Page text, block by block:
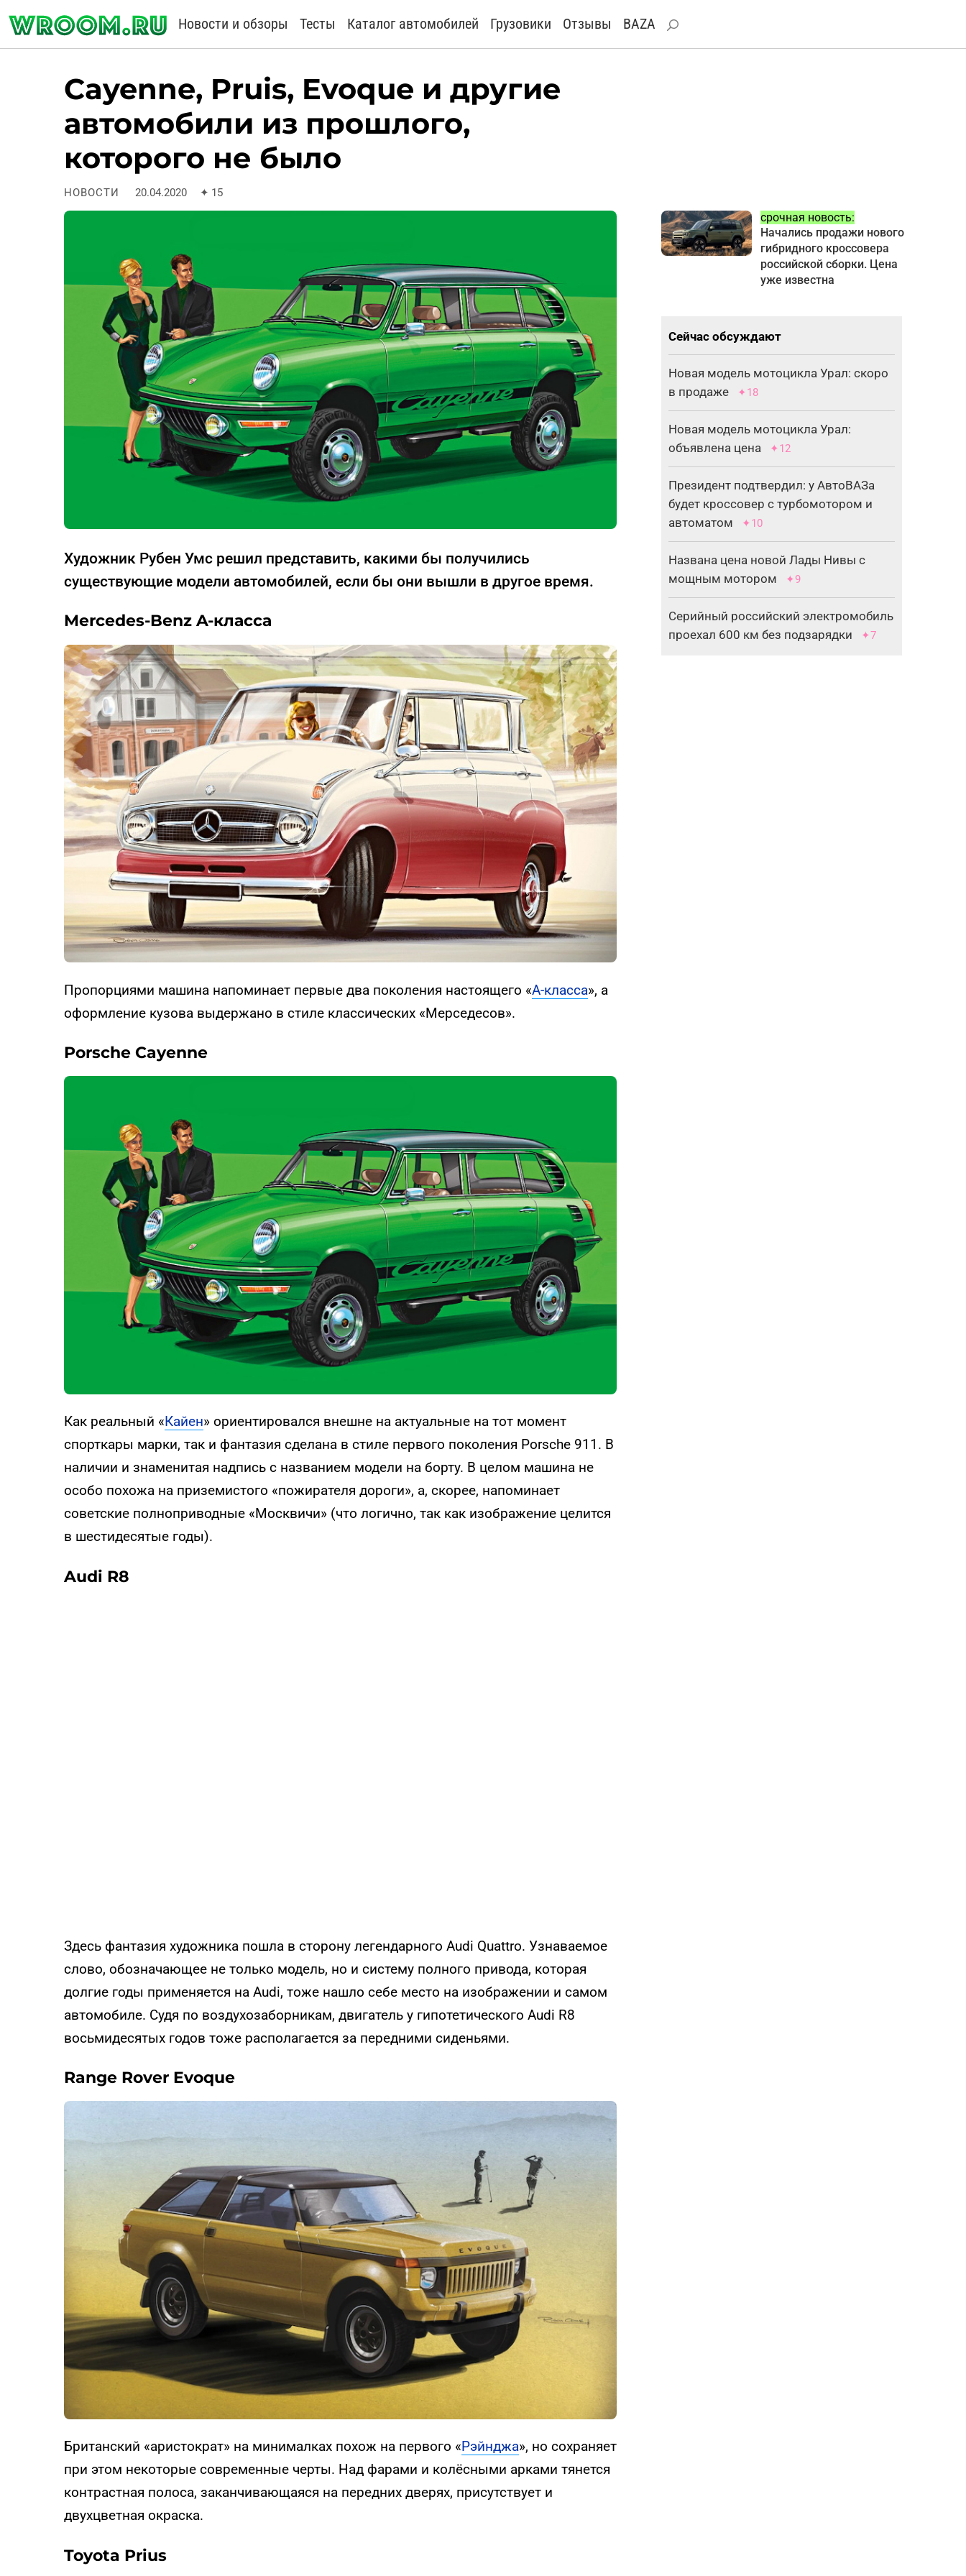
Новости и обзоры Тесты Каталог автомобилей Грузовики Отзывы BAZA
Cayenne, Pruis, Evoque и другие
автомобили из прошлого,
которого не было
НОВОСТИ 20.04.2020 ✦ 15
Художник Рубен Умс решил представить, какими бы получились
существующие модели автомобилей, если бы они вышли в другое время.
Mercedes-Benz A-класса
Пропорциями машина напоминает первые два поколения настоящего «А-класса», а
оформление кузова выдержано в стиле классических «Мерседесов».
Porsche Cayenne
Как реальный «Кайен» ориентировался внешне на актуальные на тот момент
спорткары марки, так и фантазия сделана в стиле первого поколения Porsche 911. В
наличии и знаменитая надпись с названием модели на борту. В целом машина не
особо похожа на приземистого «пожирателя дороги», а, скорее, напоминает
советские полноприводные «Москвичи» (что логично, так как изображение целится
в шестидесятые годы).
Audi R8
Здесь фантазия художника пошла в сторону легендарного Audi Quattro. Узнаваемое
слово, обозначающее не только модель, но и систему полного привода, которая
долгие годы применяется на Audi, тоже нашло себе место на изображении и самом
автомобиле. Судя по воздухозаборникам, двигатель у гипотетического Audi R8
восьмидесятых годов тоже располагается за передними сиденьями.
Range Rover Evoque
Британский «аристократ» на минималках похож на первого «Рэйнджа», но сохраняет
при этом некоторые современные черты. Над фарами и колёсными арками тянется
контрастная полоса, заканчивающаяся на передних дверях, присутствует и
двухцветная окраска.
Toyota Prius
срочная новость:
Начались продажи нового
гибридного кроссовера
российской сборки. Цена
уже известна
Сейчас обсуждают
Новая модель мотоцикла Урал: скоро
в продаже
✦18
Новая модель мотоцикла Урал:
объявлена цена
✦12
Президент подтвердил: у АвтоВАЗа
будет кроссовер с турбомотором и
автоматом
✦10
Названа цена новой Лады Нивы с
мощным мотором
✦9
Серийный российский электромобиль
проехал 600 км без подзарядки
✦7